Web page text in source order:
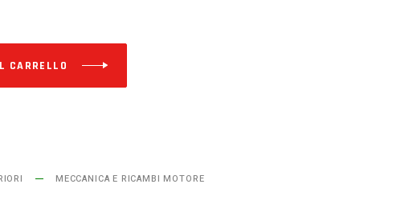
CARRELLO
MECCANICA E RICAMBI MOTORE